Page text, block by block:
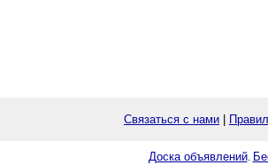
Связаться с нами
Доска объявлений.